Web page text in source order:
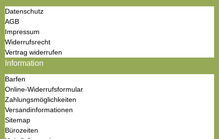
Datenschutz
AGB
Impressum
Widerrufsrecht
Vertrag widerrufen
Information
Barfen
Online-Widerrufsformular
Zahlungsmöglichkeiten
Versandinformationen
Sitemap
Bürozeiten